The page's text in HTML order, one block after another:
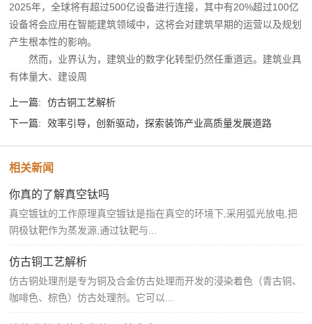
2025年，全球将有超过500亿设备进行连接，其中有20%超过100亿
设备将会应用在智能建筑领域中，这将会对建筑早期的运营以及规划
产生根本性的影响。
然而，业界认为，建筑业的数字化转型仍然任重道远。建筑业具
有体量大、建设周
上一篇:
仿古铜工艺解析
下一篇:
效率引导，创新驱动，探索装饰产业高质量发展道路
相关新闻
你真的了解真空钛吗
真空镀钛的工作原理真空镀钛是指在真空的环境下,采用弧光放电,把
阴极钛靶作为蒸发源,通过钛靶与...
仿古铜工艺解析
仿古铜处理剂是专为铜及合金仿古处理而开发的浸染着色（青古铜、
咖啡色、棕色）仿古处理剂。它可以...